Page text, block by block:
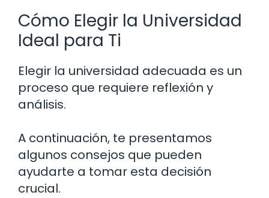
Cómo Elegir la Universidad
Ideal para Ti
Elegir la universidad adecuada es un
proceso que requiere reflexión y
análisis.
A continuación, te presentamos
algunos consejos que pueden
ayudarte a tomar esta decisión
crucial.